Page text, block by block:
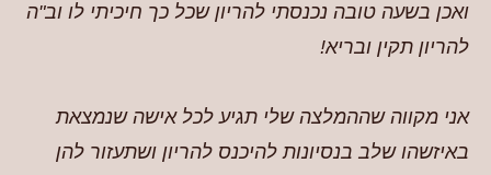
ואכן בשעה טובה נכנסתי להריון שכל כך חיכיתי לו וב"ה
להריון תקין ובריא!
אני מקווה שההמלצה שלי תגיע לכל אישה שנמצאת
באיזשהו שלב בנסיונות להיכנס להריון ושתעזור להן